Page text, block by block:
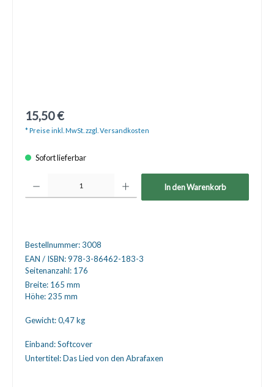
15,50 €
* Preise inkl. MwSt. zzgl. Versandkosten
Sofort lieferbar
In den Warenkorb
Bestellnummer:3008
EAN / ISBN:978-3-86462-183-3
Seitenanzahl: 176
Breite: 165 mm
Höhe: 235 mm
Gewicht:0,47 kg
Einband:Softcover
Untertitel:Das Lied von den Abrafaxen